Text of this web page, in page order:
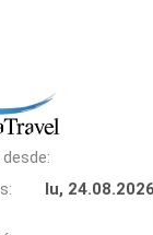
lu,